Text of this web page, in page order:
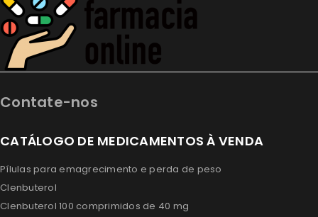
Contate-nos
CATÁLOGO DE MEDICAMENTOS À VENDA
Pílulas para emagrecimento e perda de peso
Clenbuterol
Clenbuterol 100 comprimidos de 40 mg